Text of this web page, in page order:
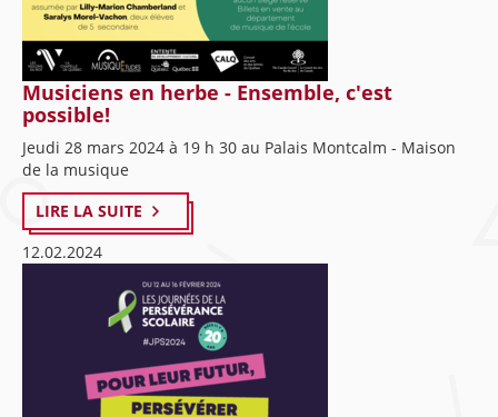
Musiciens en herbe - Ensemble, c'est
possible!
Jeudi 28 mars 2024 à 19 h 30 au Palais Montcalm - Maison
de la musique
LIRE LA SUITE
12.02.2024